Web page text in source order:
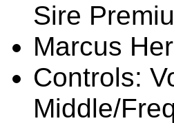
Sire
Marcus
Controls:
Middle/